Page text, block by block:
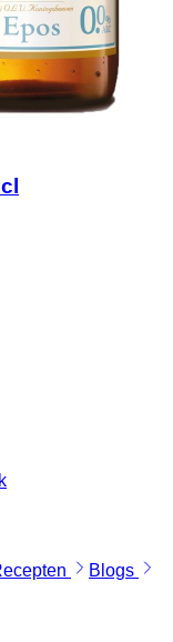
Blogs